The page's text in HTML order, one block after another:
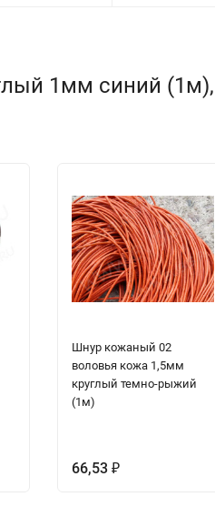
1мм синий
Шнур кожаный 02
воловья кожа 1,5мм
круглый темно-рыжий
(1м)
66,53 ₽